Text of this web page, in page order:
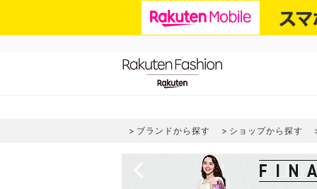
ブランドから探す ショップから探す